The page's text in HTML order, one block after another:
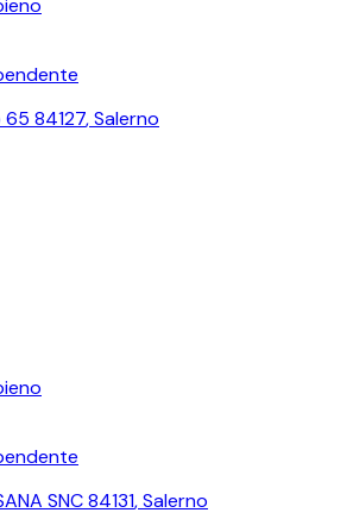
84127,Salerno
SNC 84131,Salerno